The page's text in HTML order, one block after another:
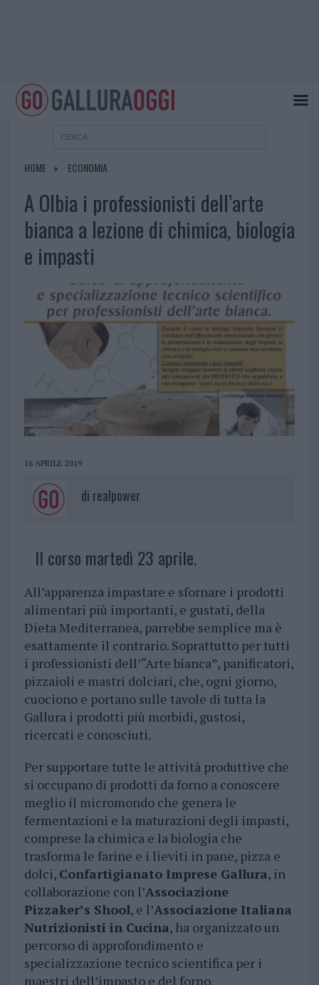
HOME ECONOMIA
A Olbia i professionisti dell’arte
bianca a lezione di chimica, biologia
e impasti
16 APRILE 2019
di realpower
Il corso martedì 23 aprile.
All’apparenza impastare e sfornare i prodotti
alimentari più importanti, e gustati, della
Dieta Mediterranea, parrebbe semplice ma è
esattamente il contrario. Soprattutto per tutti
i professionisti dell’“Arte bianca”, panificatori,
pizzaioli e mastri dolciari, che, ogni giorno,
cuociono e portano sulle tavole di tutta la
Gallura i prodotti più morbidi, gustosi,
ricercati e conosciuti.
Per supportare tutte le attività produttive che
si occupano di prodotti da forno a conoscere
meglio il micromondo che genera le
fermentazioni e la maturazioni degli impasti,
comprese la chimica e la biologia che
trasforma le farine e i lieviti in pane, pizza e
dolci, Confartigianato Imprese Gallura, in
collaborazione con l’Associazione
Pizzaker’s Shool, e l’Associazione Italiana
Nutrizionisti in Cucina, ha organizzato un
percorso di approfondimento e
specializzazione tecnico scientifica per i
maestri dell’impasto e del forno